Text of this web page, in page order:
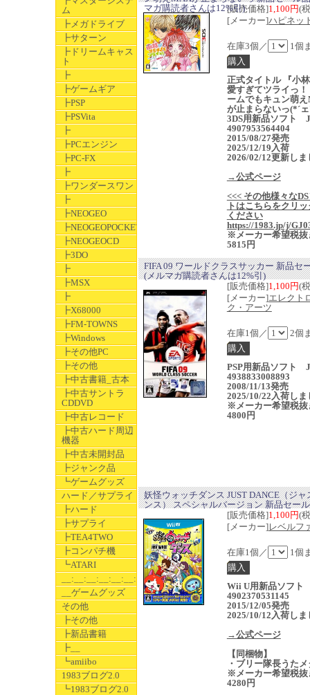
ム
┣メガドライブ
┣サターン
┣ドリームキャス
ト
┣
┣ゲームギア
┣PSP
┣PSVita
┣
┣PCエンジン
┣PC-FX
┣
┣ワンダースワン
┣
┣NEOGEO
┣NEOGEOPOCKET
┣NEOGEOCD
┣3DO
┣
┣MSX
┣
┣X68000
┣FM-TOWNS
┣Windows
┣その他PC
┣その他
┣中古書籍_古本
┣中古サントラ
CDDVD
┣中古レコード
┣中古ハード周辺
機器
┣中古未開封品
┣ジャンク品
┗ゲームグッズ
ハード／サプライ
┣ハード
┣サプライ
┣TEA4TWO
┣コンパチ機
┗ATARI
__:__:__:__:__:__:__
__ゲームグッズ
その他
┣その他
┣新品書籍
┣__
┗amiibo
1983ブログ2.0
┗1983ブログ2.0
マガ購読者さんは12%引)[販売価格]1,100円(
[メーカー]ハピネッ
在庫3個／ 1個
正式タイトル 『小
愛すぎてツライっ！
ームでもキュン萌
が止まらないっ(*´
3DS用新品ソフト
4907953564404
2015/08/27発売
2025/12/19入荷
2026/02/12更新しま
→公式ページ
<<< その他様々な
トはこちらをクリ
ください
https://1983.jp/j/
※メーカー希望税抜
5815円
FIFA 09 ワールドクラスサッカー 新品セ
(メルマガ購読者さんは12%引)
[販売価格]1,100円(
[メーカー]エレクト
ク・アーツ
在庫1個／ 2個
PSP用新品ソフト
4938833008893
2008/11/13発売
2025/10/22入荷しま
※メーカー希望税抜
4800円
妖怪ウォッチダンス JUST DANCE（ジャ
ンス） スペシャルバージョン 新品セー
[販売価格]1,100円(
[メーカー]レベルフ
在庫1個／ 1個
Wii U用新品ソフ
4902370531145
2015/12/05発売
2025/10/12入荷しま
→公式ページ
【同梱物】
・ブリー隊長うた
※メーカー希望税抜
4280円